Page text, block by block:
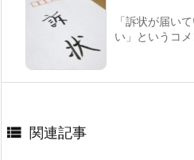
「訴状が届い
い」というコ
 関連記事